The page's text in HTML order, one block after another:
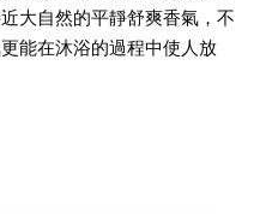
大自然的平靜舒爽香氣，不
能在沐浴的過程中使人放